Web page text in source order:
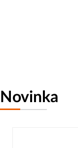
Novinka